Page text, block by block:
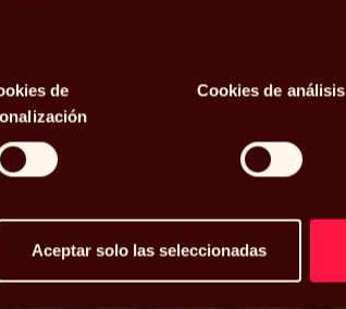
de
Cookies de análisis
Aceptar solo las seleccionadas